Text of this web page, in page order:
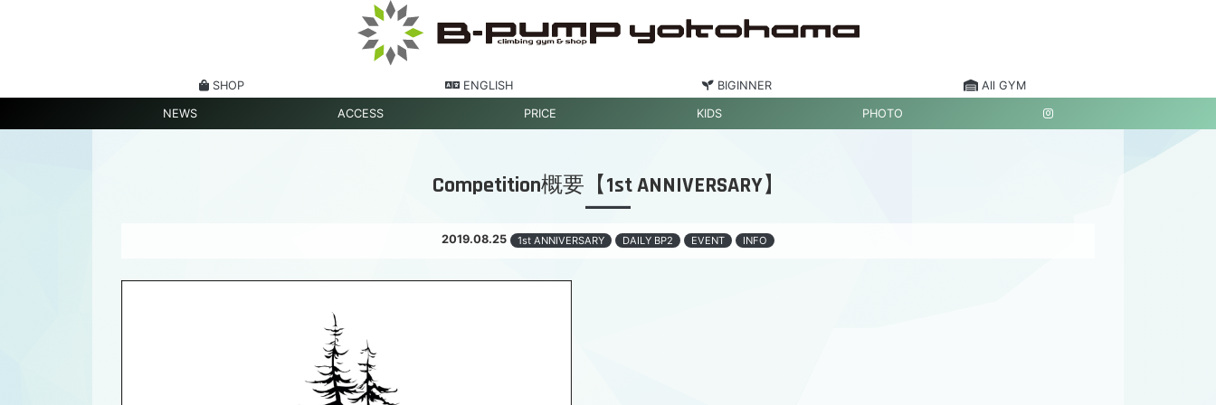
SHOP ENGLISH BIGINNER All GYM
NEWS ACCESS PRICE KIDS PHOTO
Competition概要【1st ANNIVERSARY】
2019.08.25 1st ANNIVERSARY DAILY BP2 EVENT INFO